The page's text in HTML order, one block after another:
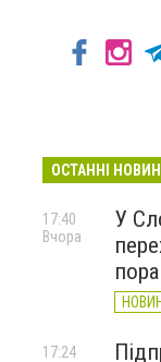
ОСТАННІ
У
17:40
Вчора
17:24